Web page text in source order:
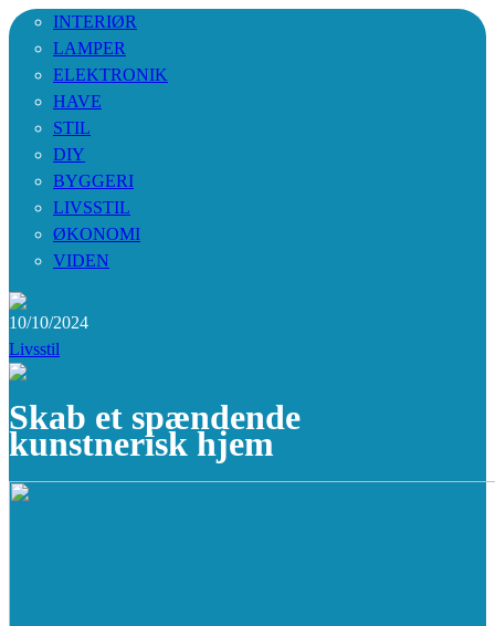
INTERIØR
LAMPER
ELEKTRONIK
HAVE
STIL
DIY
BYGGERI
LIVSSTIL
ØKONOMI
VIDEN
10/10/2024
Livsstil
Skab et spændende
kunstnerisk hjem